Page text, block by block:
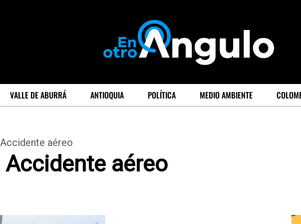
VALLE DE ABURRÁ ANTIOQUIA POLÍTICA MEDIO AMBIENTE
Accidente aéreo
Accidente aéreo